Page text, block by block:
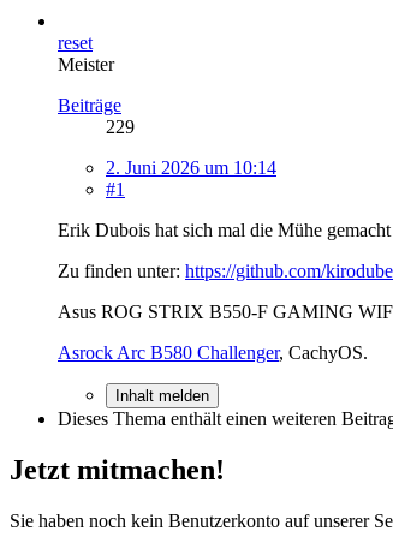
reset
Meister
Beiträge
229
2. Juni 2026 um 10:14
#1
Erik Dubois hat sich mal die Mühe
Zu finden unter: https://github.com/
Asus ROG STRIX B550-F GAMING
Asrock Arc B580 Challenger, CachyOS.
Inhalt melden
Dieses Thema enthält einen weiteren
Jetzt mitmachen!
Sie haben noch kein Benutzerkonto auf unserer